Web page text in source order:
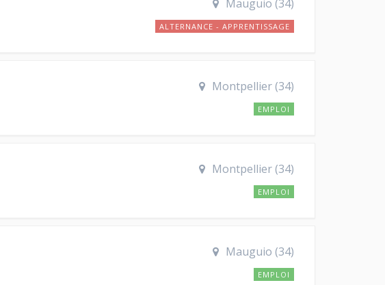
Mauguio (34)
ALTERNANCE - APPRENTISSAGE
Montpellier (34)
EMPLOI
Montpellier (34)
EMPLOI
Mauguio (34)
EMPLOI